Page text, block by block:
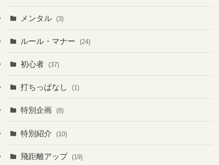
メンタル (3)
ルール・マナー (24)
初心者 (37)
打ちっぱなし (1)
特別企画 (8)
特別紹介 (10)
飛距離アップ (19)